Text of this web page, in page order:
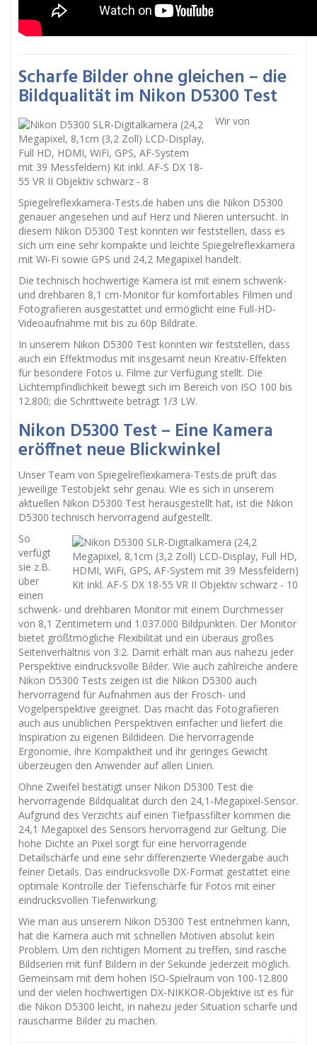
Scharfe Bilder ohne gleichen – die
Bildqualität im Nikon D5300 Test
Wir von
Spiegelreflexkamera-Tests.de haben uns die Nikon D5300
genauer angesehen und auf Herz und Nieren untersucht. In
diesem Nikon D5300 Test konnten wir feststellen, dass es
sich um eine sehr kompakte und leichte Spiegelreflexkamera
mit Wi-Fi sowie GPS und 24,2 Megapixel handelt.
Die technisch hochwertige Kamera ist mit einem schwenk-
und drehbaren 8,1 cm-Monitor für komfortables Filmen und
Fotografieren ausgestattet und ermöglicht eine Full-HD-
Videoaufnahme mit bis zu 60p Bildrate.
In unserem Nikon D5300 Test konnten wir feststellen, dass
auch ein Effektmodus mit insgesamt neun Kreativ-Effekten
für besondere Fotos u. Filme zur Verfügung stellt. Die
Lichtempfindlichkeit bewegt sich im Bereich von ISO 100 bis
12.800; die Schrittweite beträgt 1/3 LW.
Nikon D5300 Test – Eine Kamera
eröffnet neue Blickwinkel
Unser Team von Spiegelreflexkamera-Tests.de prüft das
jeweilige Testobjekt sehr genau. Wie es sich in unserem
aktuellen Nikon D5300 Test herausgestellt hat, ist die Nikon
D5300 technisch hervorragend aufgestellt.
So
verfügt
sie z.B.
über
einen
schwenk- und drehbaren Monitor mit einem Durchmesser
von 8,1 Zentimetern und 1.037.000 Bildpunkten. Der Monitor
bietet größtmögliche Flexibilität und ein überaus großes
Seitenverhältnis von 3:2. Damit erhält man aus nahezu jeder
Perspektive eindrucksvolle Bilder. Wie auch zahlreiche andere
Nikon D5300 Tests zeigen ist die Nikon D5300 auch
hervorragend für Aufnahmen aus der Frosch- und
Vogelperspektive geeignet. Das macht das Fotografieren
auch aus unüblichen Perspektiven einfacher und liefert die
Inspiration zu eigenen Bildideen. Die hervorragende
Ergonomie, ihre Kompaktheit und ihr geringes Gewicht
überzeugen den Anwender auf allen Linien.
Ohne Zweifel bestätigt unser Nikon D5300 Test die
hervorragende Bildqualität durch den 24,1-Megapixel-Sensor.
Aufgrund des Verzichts auf einen Tiefpassfilter kommen die
24,1 Megapixel des Sensors hervorragend zur Geltung. Die
hohe Dichte an Pixel sorgt für eine hervorragende
Detailschärfe und eine sehr differenzierte Wiedergabe auch
feiner Details. Das eindrucksvolle DX-Format gestattet eine
optimale Kontrolle der Tiefenschärfe für Fotos mit einer
eindrucksvollen Tiefenwirkung.
Wie man aus unserem Nikon D5300 Test entnehmen kann,
hat die Kamera auch mit schnellen Motiven absolut kein
Problem. Um den richtigen Moment zu treffen, sind rasche
Bildserien mit fünf Bildern in der Sekunde jederzeit möglich.
Gemeinsam mit dem hohen ISO-Spielraum von 100-12.800
und der vielen hochwertigen DX-NIKKOR-Objektive ist es für
die Nikon D5300 leicht, in nahezu jeder Situation scharfe und
rauscharme Bilder zu machen.